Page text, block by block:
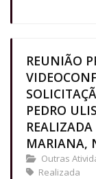
REUNIÃO
PEDRO
MARIANA,
Outras
Realizada